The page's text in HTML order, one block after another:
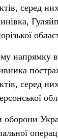
серед
напрямку
серед
оборони